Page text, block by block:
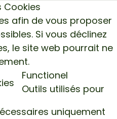
Cookies
afin de vous proposer
Si vous déclinez
le site web pourrait ne
uniquement
Functionel
Outils utilisés pour